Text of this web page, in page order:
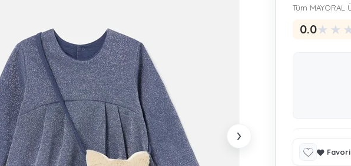
›
Tüm MAYORAL
0.0★ ★